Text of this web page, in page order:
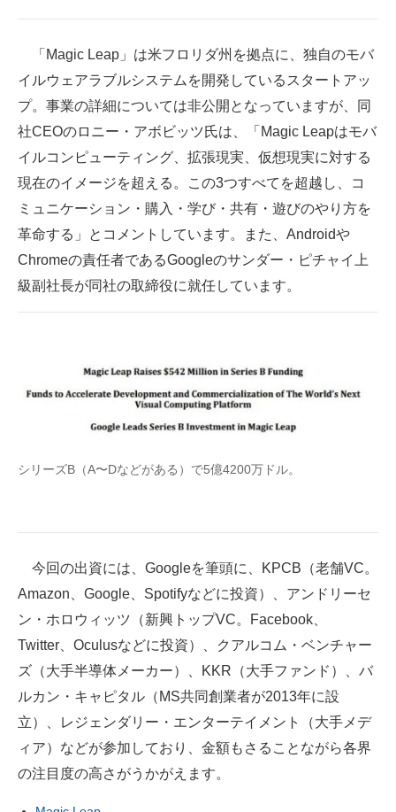
IT製品の技術・比較・事例
製造業のIT導入・活用を支援
モノづくり技術者専門サイト
エレクトロニクス専門サイト
電子設計の基本と応用
エネルギーの専門メディア
建設×テクノロジーの最前線
ちょっと気になるネットの話題
「Magic Leap」は米フロリダ州を拠点に、独自のモバ
イルウェアラブルシステムを開発しているスタートアッ
プ。事業の詳細については非公開となっていますが、同
社CEOのロニー・アボビッツ氏は、「Magic Leapはモバ
イルコンピューティング、拡張現実、仮想現実に対する
現在のイメージを超える。この3つすべてを超越し、コ
ミュニケーション・購入・学び・共有・遊びのやり方を
革命する」とコメントしています。また、Androidや
Chromeの責任者であるGoogleのサンダー・ピチャイ上
級副社長が同社の取締役に就任しています。
シリーズB（A〜Dなどがある）で5億4200万ドル。
今回の出資には、Googleを筆頭に、KPCB（老舗VC。
Amazon、Google、Spotifyなどに投資）、アンドリーセ
ン・ホロウィッツ（新興トップVC。Facebook、
Twitter、Oculusなどに投資）、クアルコム・ベンチャー
ズ（大手半導体メーカー）、KKR（大手ファンド）、バ
ルカン・キャピタル（MS共同創業者が2013年に設
立）、レジェンダリー・エンターテイメント（大手メデ
ィア）などが参加しており、金額もさることながら各界
の注目度の高さがうかがえます。